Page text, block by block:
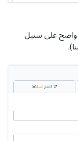
واضح على سبيل